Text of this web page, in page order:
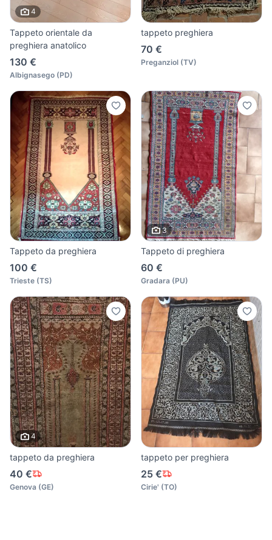
4
Tappeto orientale da
preghiera anatolico
130 €
Albignasego (PD)
tappeto preghiera
70 €
Preganziol (TV)
Tappeto da preghiera
100 €
Trieste (TS)
3
Tappeto di preghiera
60 €
Gradara (PU)
4
tappeto da preghiera
40 €
Genova (GE)
tappeto per preghiera
25 €
Cirie' (TO)